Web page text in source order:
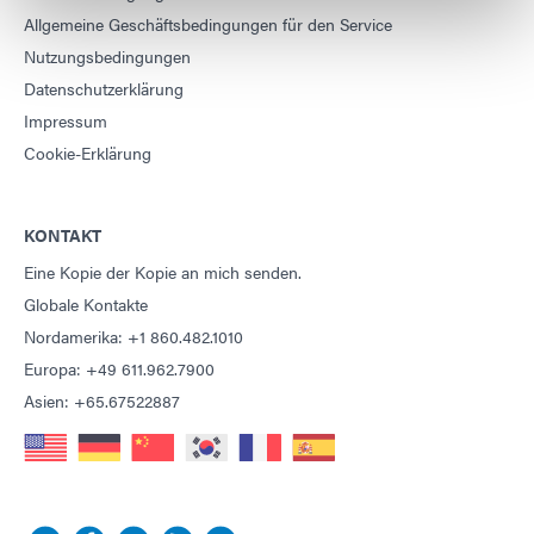
Allgemeine Geschäftsbedingungen für den Service
Nutzungsbedingungen
Datenschutzerklärung
Impressum
Cookie-Erklärung
KONTAKT
Eine Kopie der Kopie an mich senden.
Globale Kontakte
Nordamerika: +1 860.482.1010
Europa: +49 611.962.7900
Asien: +65.67522887